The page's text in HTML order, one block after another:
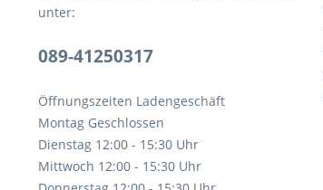
unter:
089-41250317
Öffnungszeiten Ladengeschäft
Montag Geschlossen
Dienstag 12:00 - 15:30 Uhr
Mittwoch 12:00 - 15:30 Uhr